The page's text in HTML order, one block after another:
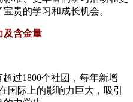
贵的学习和成长机会。
及含金量
过1800个社团，每年新增
国际上的影响力巨大，吸引